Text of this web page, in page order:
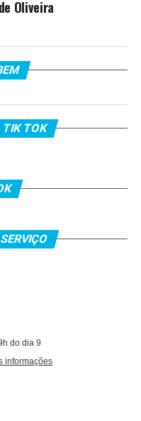
Oliveira
TIK TOK